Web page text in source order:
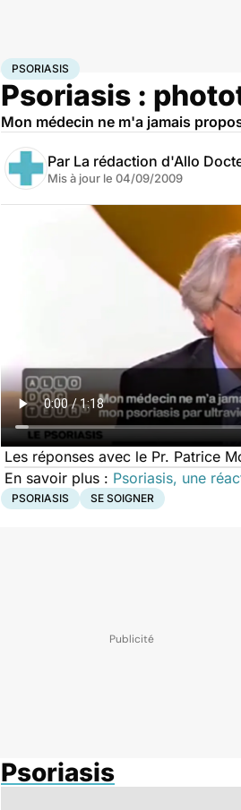
AccueilSanté Maladies
PSORIASIS
Psoriasis :
Mon médecin ne m'a jamais
Par La rédaction d'Allo
Mis à jour le 04/09/2009
Les réponses avec le Pr. Patrice
En savoir plus : Psoriasis, une
PSORIASIS SE SOIGNER
Psoriasis